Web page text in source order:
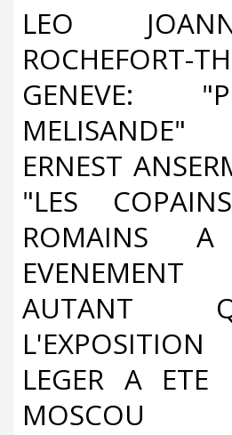
LEO
GENEVE:
ERNEST
"LES
ROMAINS A
AUTANT
LEGER A ETE
MOSCOU‎